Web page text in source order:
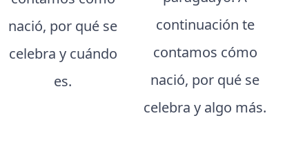
nació, por qué se
celebra y cuándo
es.
continuación te
contamos cómo
nació, por qué se
celebra y algo más.